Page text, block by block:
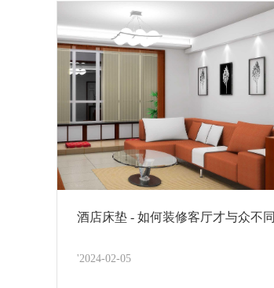
酒店床垫 - 如何装修客厅才与众不同
'2024-02-05